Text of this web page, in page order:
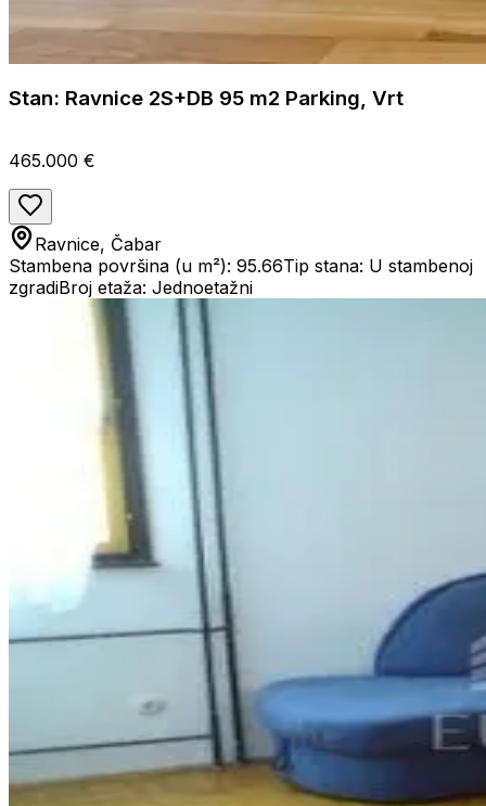
Stan: Ravnice 2S+DB 95 m2 Parking, Vrt
465.000 €
Ravnice, Čabar
Stambena površina (u m²): 95.66Tip stana: U stambenoj
zgradiBroj etaža: Jednoetažni